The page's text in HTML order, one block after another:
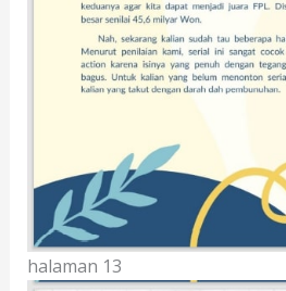
halaman 13